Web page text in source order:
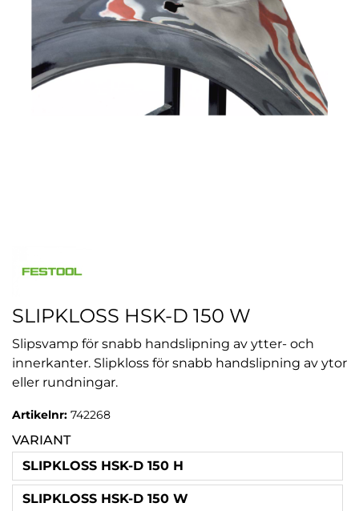
SLIPKLOSS HSK-D 150 W
Slipsvamp för snabb handslipning av ytter- och
innerkanter. Slipkloss för snabb handslipning av ytor
eller rundningar.
Artikelnr: 742268
VARIANT
SLIPKLOSS HSK-D 150 H
SLIPKLOSS HSK-D 150 W